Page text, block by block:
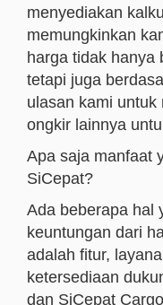
menyediakan
memungkinkan
harga tidak hanya
tetapi juga
ulasan kami
ongkir lainnya
Apa saja manfaat
SiCepat?
Ada beberapa hal
keuntungan dari
adalah fitur,
ketersediaan
dan SiCepat